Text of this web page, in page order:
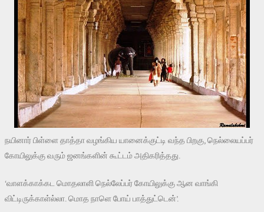
நயினார் பிள்ளை தாத்தா வழங்கிய யானைக்குட்டி வந்த பிறகு, நெல்லையப்பர்
கோயிலுக்கு வரும் ஜனங்களின் கூட்டம் அதிகரித்தது.
‘வாளக்காக்கட மொதலாளி நெல்லேப்பர் கோயிலுக்கு ஆன வாங்கி
விட்டிருக்காள்ல்லா. மொத நாளெ போய் பாத்துட்டென்’.